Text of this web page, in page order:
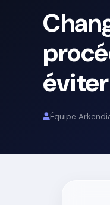
Équipe